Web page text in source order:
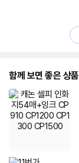
함께 보면 좋은 상품